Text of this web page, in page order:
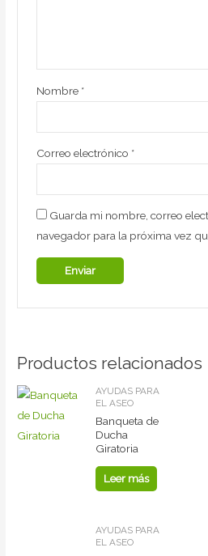
Nombre *
Correo electrónico *
Guarda mi nombre, correo
navegador para la próxima vez
Productos relacionados
AYUDAS PARA
EL ASEO
Banqueta de
Ducha
Giratoria
Leer más
AYUDAS PARA
EL ASEO